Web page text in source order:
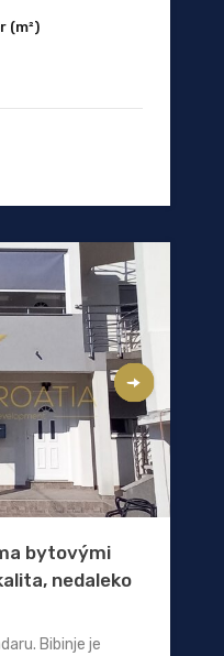
(m²)
bytovými
nedaleko
Bibinje je